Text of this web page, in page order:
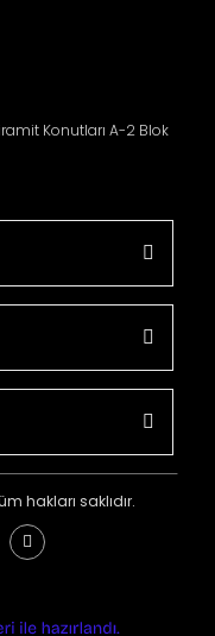
Konutları A-2 Blok
hakları saklıdır.
e-